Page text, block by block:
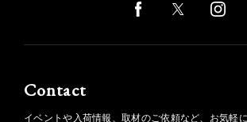
Contact
イベントや入荷情報、取材のご依頼など、お気軽